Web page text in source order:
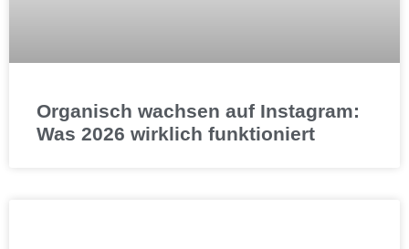
Organisch wachsen auf Instagram:
Was 2026 wirklich funktioniert